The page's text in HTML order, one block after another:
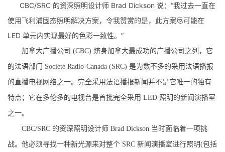
CBC/SRC 的资深照明设计师 Brad Dickson 说：“我过去一直在
使用飞利浦固态照明解决方案，令我赞赏的是，此方案尽可能在
LED 单元内实现最好的色彩一致性。”
加拿大广播公司 (CBC) 跻身加拿大最成功的广播公司之列，它
的法语部门 Société Radio-Canada (SRC) 是为数不多的采用法语播报
的直播电视网络之一。完全采用法语播报新闻并不是它唯一的独有
特点；它在多伦多的电视台是首批完全采用 LED 照明的新闻演播室
之一。
CBC/SRC 的资深照明设计师 Brad Dickson 当时面临着一项挑
战。他必须寻找一种新光源来对整个 SRC 新闻演播室进行照明(包括